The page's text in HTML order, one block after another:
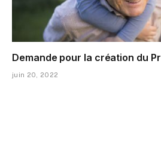
Demande pour la création du
juin 20, 2022